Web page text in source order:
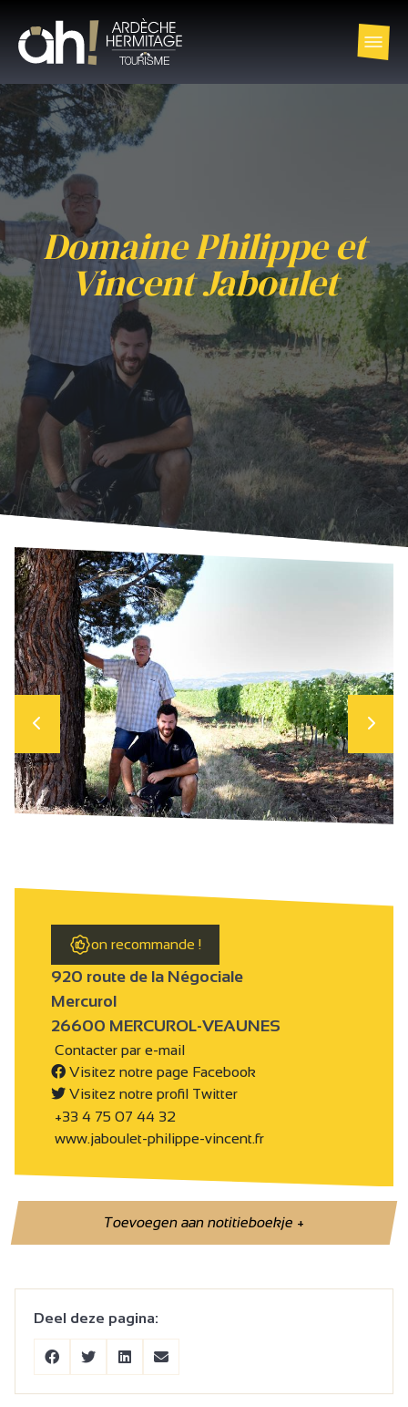
Domaine Philippe et
Vincent Jaboulet
on recommande !
920 route de la Négociale
Mercurol
26600 MERCUROL-VEAUNES
Contacter par e-mail
Visitez notre page Facebook
Visitez notre profil Twitter
+33 4 75 07 44 32
www.jaboulet-philippe-vincent.fr
Toevoegen aan notitieboekje+
Deel deze pagina: